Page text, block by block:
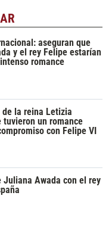
aseguran que
y el rey Felipe estarían
romance
de la reina Letizia
tuvieron un romance
con Felipe VI
Juliana Awada con el rey